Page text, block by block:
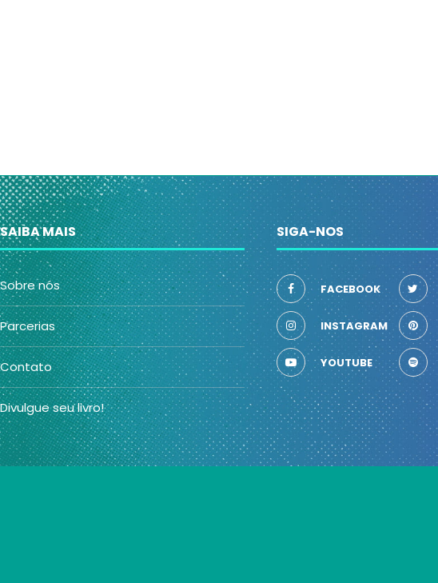
SAIBA MAIS
Sobre nós
Parcerias
Contato
Divulgue seu livro!
SIGA-NOS
FACEBOOK
INSTAGRAM
YOUTUBE